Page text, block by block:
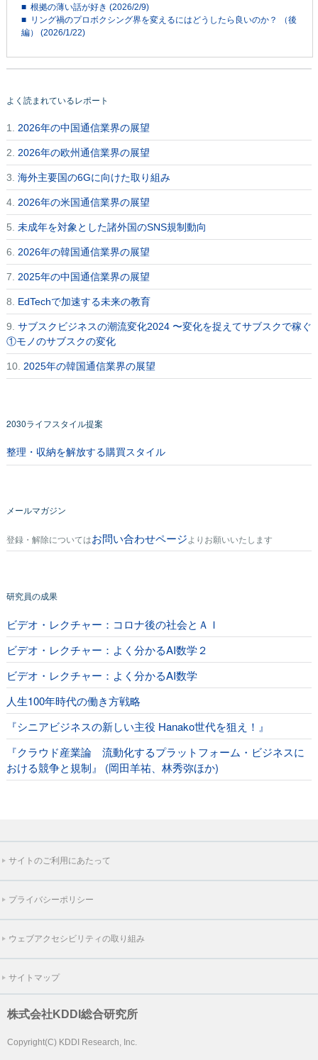
■ 根拠の薄い話が好き (2026/2/9)
■ リング禍のプロボクシング界を変えるにはどうしたら良いのか？ （後
編） (2026/1/22)
よく読まれているレポート
1. 2026年の中国通信業界の展望
2. 2026年の欧州通信業界の展望
3. 海外主要国の6Gに向けた取り組み
4. 2026年の米国通信業界の展望
5. 未成年を対象とした諸外国のSNS規制動向
6. 2026年の韓国通信業界の展望
7. 2025年の中国通信業界の展望
8. EdTechで加速する未来の教育
9. サブスクビジネスの潮流変化2024 〜変化を捉えてサブスクで稼ぐ
①モノのサブスクの変化
10. 2025年の韓国通信業界の展望
2030ライフスタイル提案
整理・収納を解放する購買スタイル
メールマガジン
登録・解除についてはお問い合わせページよりお願いいたします
研究員の成果
ビデオ・レクチャー：コロナ後の社会とＡＩ
ビデオ・レクチャー：よく分かるAI数学２
ビデオ・レクチャー：よく分かるAI数学
人生100年時代の働き方戦略
『シニアビジネスの新しい主役 Hanako世代を狙え！』
『クラウド産業論 流動化するプラットフォーム・ビジネスに
おける競争と規制』 (岡田羊祐、林秀弥ほか)
サイトのご利用にあたって
プライバシーポリシー
ウェブアクセシビリティの取り組み
サイトマップ
株式会社KDDI総合研究所
Copyright(C) KDDI Research, Inc.